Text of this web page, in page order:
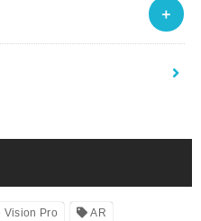
Vision Pro AR